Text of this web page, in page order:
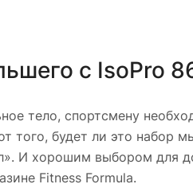
с IsoPro
тело, спортсмену
того, будет ли это
И хорошим выбором для
Fitness Formula.